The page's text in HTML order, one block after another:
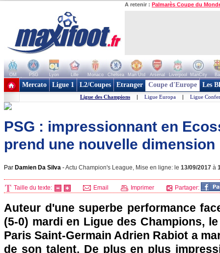
A retenir : Palmarès Coupe du
OM PSG Lyon Lille Monaco Chelsea Man Utd Arsenal Liverpool ManCity
+ de clubs
Mercato Ligue 1 L2/Coupes Etranger Coupe d'Europe Les
Ligue des Champions | Ligue Europa | Ligue
PSG : impressionnant en
prend une nouvelle dimension
Par Damien Da Silva -Actu Champion's League, Mise en ligne: le 13/09/2017 à
Taille du texte: Email Imprimer Partager:
Auteur d'une superbe performance
(5-0) mardi en Ligue des Champions,
Paris Saint-Germain Adrien Rabiot a
de son talent. De plus en plus